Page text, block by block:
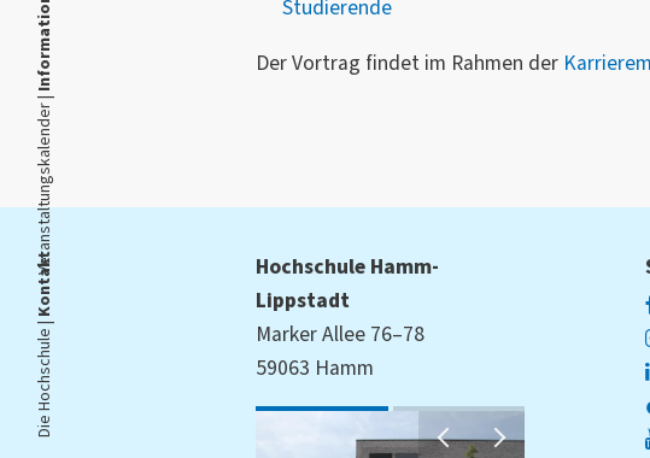
Veranstaltungskalender |
Studierende
Der Vortrag findet im Rahmen der
Die Hochschule |
Kontakt
Hochschule Hamm-
Lippstadt
Marker Allee 76–78
59063 Hamm